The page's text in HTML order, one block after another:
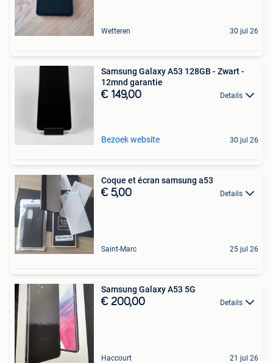
Wetteren 30 jul 26
Samsung Galaxy A53 128GB - Zwart -
12mnd garantie
€ 149,00 Details
Bezoek website 30 jul 26
Coque et écran samsung a53
€ 5,00 Details
Saint-Marc 25 jul 26
Samsung Galaxy A53 5G
€ 200,00 Details
Haccourt 21 jul 26